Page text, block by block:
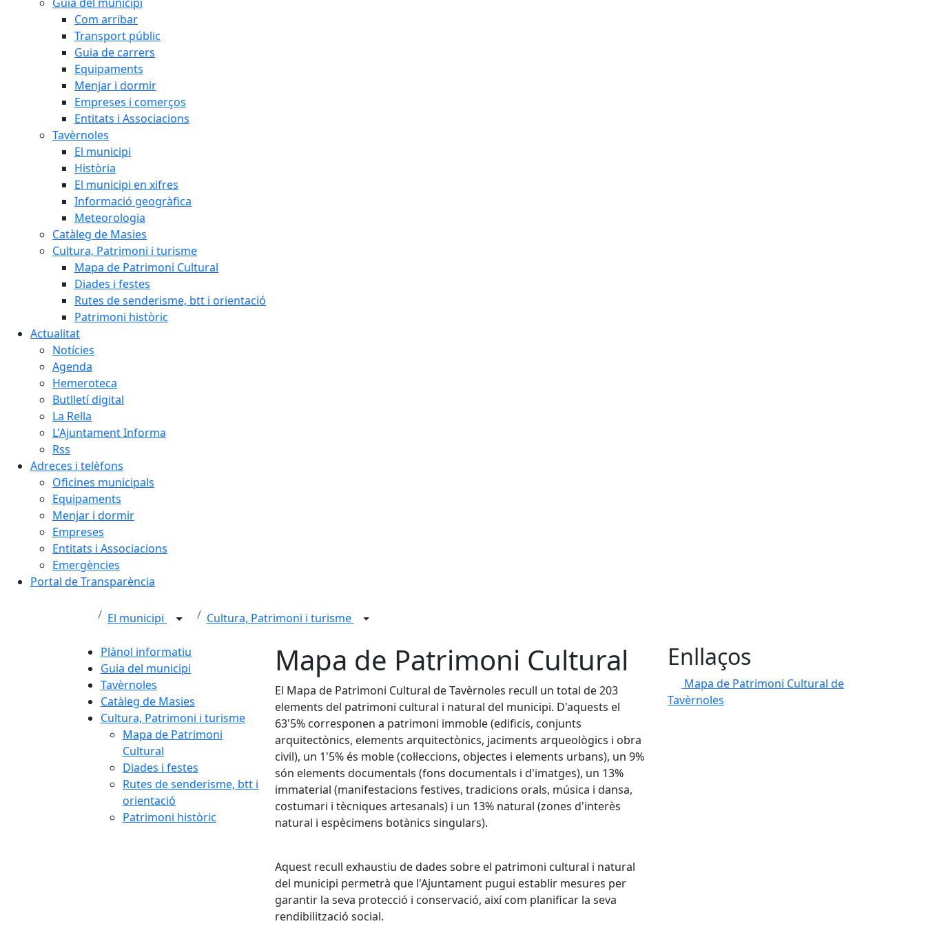
Com arribar
Transport públic
Guia de carrers
Equipaments
Menjar i dormir
Empreses i comerços
Entitats i Associacions
Tavèrnoles
El municipi
Història
El municipi en xifres
Informació geogràfica
Meteorologia
Catàleg de Masies
Cultura, Patrimoni i turisme
Mapa de Patrimoni Cultural
Diades i festes
Rutes de senderisme, btt i orientació
Patrimoni històric
Actualitat
Notícies
Agenda
Hemeroteca
Butlletí digital
La Rella
L'Ajuntament Informa
Rss
Adreces i telèfons
Oficines municipals
Equipaments
Menjar i dormir
Empreses
Entitats i Associacions
Emergències
Portal de Transparència
El municipi Cultura, Patrimoni i turisme
Plànol informatiu
Guia del municipi
Tavèrnoles
Catàleg de Masies
Cultura, Patrimoni i turisme
Mapa de Patrimoni
Cultural
Diades i festes
Rutes de senderisme, btt i
orientació
Patrimoni històric
Mapa de Patrimoni Cultural
El Mapa de Patrimoni Cultural de Tavèrnoles recull un total de 203
elements del patrimoni cultural i natural del municipi. D'aquests el
63'5% corresponen a patrimoni immoble (edificis, conjunts
arquitectònics, elements arquitectònics, jaciments arqueològics i obra
civil), un 1'5% és moble (col·leccions, objectes i elements urbans), un 9%
són elements documentals (fons documentals i d'imatges), un 13%
immaterial (manifestacions festives, tradicions orals, música i dansa,
costumari i tècniques artesanals) i un 13% natural (zones d'interès
natural i espècimens botànics singulars).
Aquest recull exhaustiu de dades sobre el patrimoni cultural i natural
del municipi permetrà que l'Ajuntament pugui establir mesures per
garantir la seva protecció i conservació, així com planificar la seva
rendibilització social.
Enllaços
Mapa de Patrimoni Cultural de
Tavèrnoles